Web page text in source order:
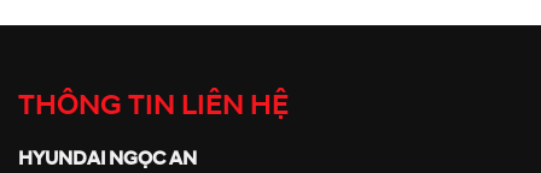
THÔNG TIN LIÊN HỆ
HYUNDAI NGỌC AN